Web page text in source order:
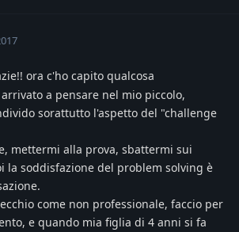
ora c'ho capito qualcosa
a pensare nel mio piccolo,
sorattutto l'aspetto del "challenge
mettermi alla prova, sbattermi sui
la soddisfazione del problem solving è
come non professionale, faccio per
e quando mia figlia di 4 anni si fa